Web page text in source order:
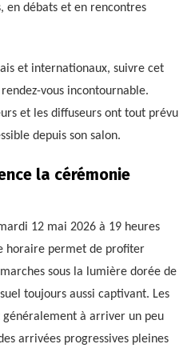
en débats et en rencontres
et internationaux, suivre cet
vous incontournable.
et les diffuseurs ont tout prévu
depuis son salon.
la cérémonie
12 mai 2026 à 19 heures
horaire permet de profiter
sous la lumière dorée de
toujours aussi captivant. Les
à arriver un peu
arrivées progressives pleines